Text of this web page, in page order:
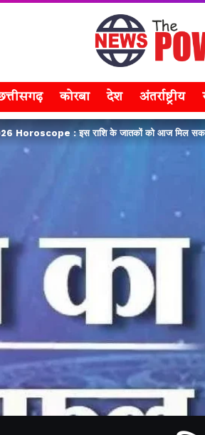
कोरबा देश अंतर्राष्ट्रीय
Horoscope : इस राशि के जातकों को आज मिल